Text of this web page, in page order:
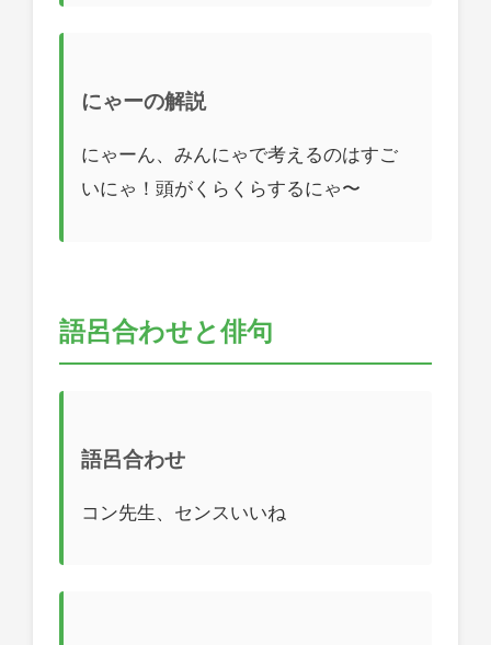
にゃーの解説
にゃーん、みんにゃで考えるのはすご
いにゃ！頭がくらくらするにゃ〜
語呂合わせと俳句
語呂合わせ
コン先生、センスいいね